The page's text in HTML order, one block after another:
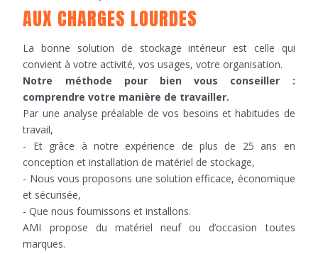
AUX CHARGES LOURDES
La bonne solution de stockage intérieur est celle qui
convient à votre activité, vos usages, votre organisation.
Notre méthode pour bien vous conseiller :
comprendre votre manière de travailler.
Par une analyse préalable de vos besoins et habitudes de
travail,
- Et grâce à notre expérience de plus de 25 ans en
conception et installation de matériel de stockage,
- Nous vous proposons une solution efficace, économique
et sécurisée,
- Que nous fournissons et installons.
AMI propose du matériel neuf ou d’occasion toutes
marques.